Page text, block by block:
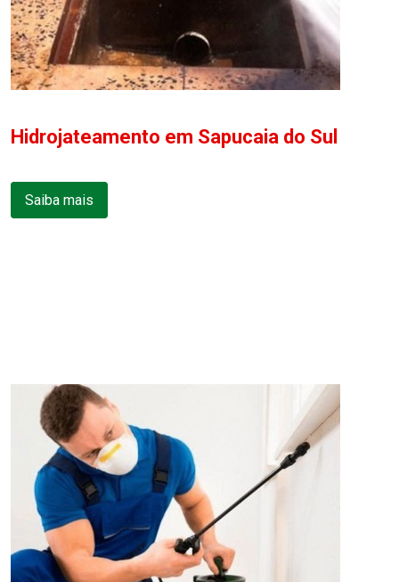
Hidrojateamento em Sapucaia do Sul
Saiba mais